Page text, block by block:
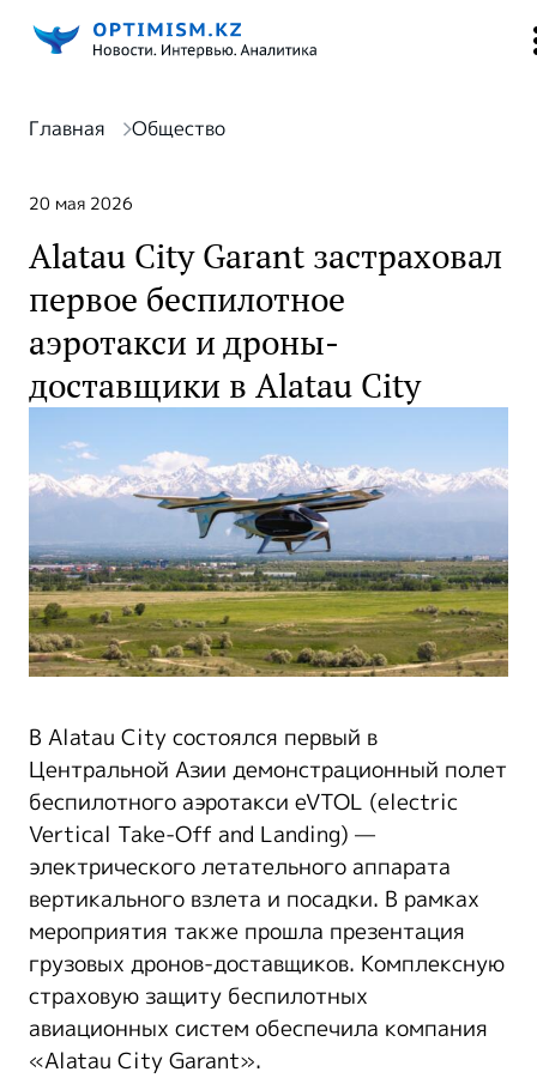
Главная Общество
20 мая 2026
Alatau City Garant застраховал
первое беспилотное
аэротакси и дроны-
доставщики в Alatau City
В Alatau City состоялся первый в
Центральной Азии демонстрационный полет
беспилотного аэротакси eVTOL (electric
Vertical Take-Off and Landing) —
электрического летательного аппарата
вертикального взлета и посадки. В рамках
мероприятия также прошла презентация
грузовых дронов-доставщиков. Комплексную
страховую защиту беспилотных
авиационных систем обеспечила компания
«Alatau City Garant».